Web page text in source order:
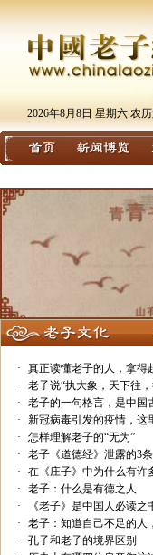
2026年8月8日 星期六 农
·
真正读懂老子的人，拿得
·
老子说“执大象，天下往
·
老子的一句格言，是中国
·
新冠病毒引发的疫情，这
·
怎样理解老子的“无为”
·
老子《道德经》泄露的3
·
在《庄子》中为什么有许
·
老子：什么是有德之人
·
《老子》是中国人必读之
·
老子：知道自己不足的人
·
孔子和老子的境界区别